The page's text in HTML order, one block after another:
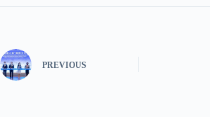
PREVIOUS